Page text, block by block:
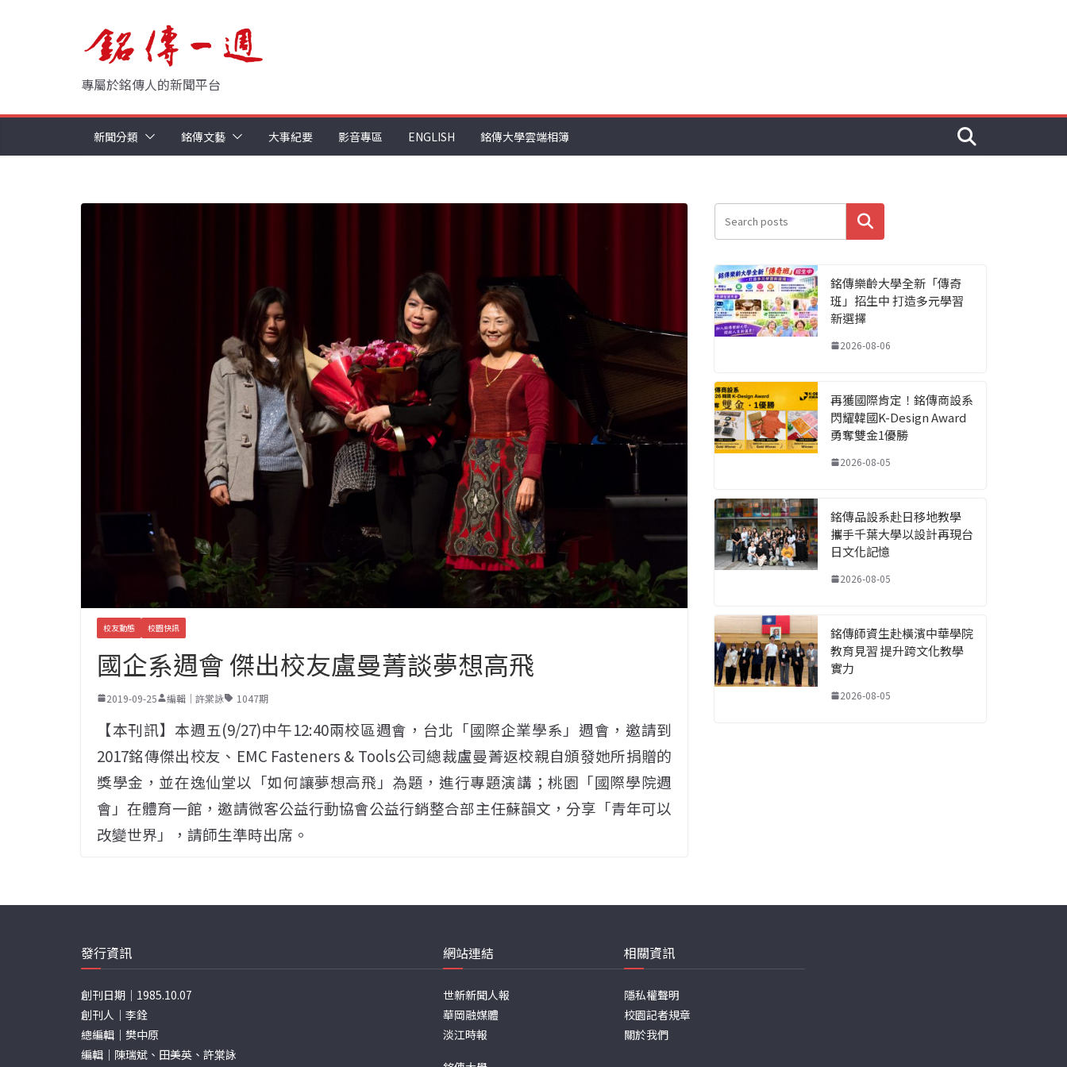
專屬於銘傳人的新聞平台
新聞分類 銘傳文藝 大事紀要 影音專區 ENGLISH 銘傳大學雲端相簿
校友動態 校園快訊
國企系週會 傑出校友盧曼菁談夢想高飛
2019-09-25 編輯｜許棠詠 1047期
【本刊訊】本週五(9/27)中午12:40兩校區週會，台北「國際企業學系」週會，邀請到
2017銘傳傑出校友、EMC Fasteners & Tools公司總裁盧曼菁返校親自頒發她所捐贈的
獎學金，並在逸仙堂以「如何讓夢想高飛」為題，進行專題演講；桃園「國際學院週
會」在體育一館，邀請微客公益行動協會公益行銷整合部主任蘇韻文，分享「青年可以
改變世界」，請師生準時出席。
搜尋
銘傳樂齡大學全新「傳奇
班」招生中 打造多元學習
新選擇
2026-08-06
再獲國際肯定！銘傳商設系
閃耀韓國K-Design Award
勇奪雙金1優勝
2026-08-05
銘傳品設系赴日移地教學
攜手千葉大學以設計再現台
日文化記憶
2026-08-05
銘傳師資生赴橫濱中華學院
教育見習 提升跨文化教學
實力
2026-08-05
發行資訊
創刊日期｜1985.10.07
創刊人｜李銓
總編輯｜樊中原
編輯｜陳瑞斌、田美英、許棠詠
網站連結
世新新聞人報
華岡融媒體
淡江時報
相關資訊
隱私權聲明
校園記者規章
關於我們